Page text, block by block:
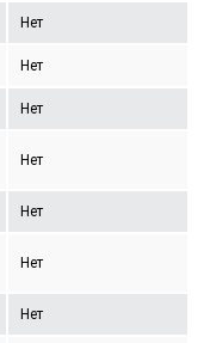
Нет
Нет
Нет
Нет
Нет
Нет
Нет